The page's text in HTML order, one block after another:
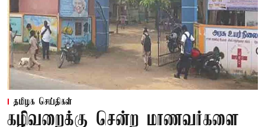
தமிழக செய்திகள்
கழிவறைக்கு சென்ற மாணவர்களை